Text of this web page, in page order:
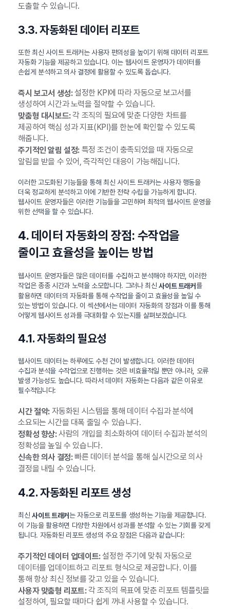
도출할 수 있습니다.
3.3. 자동화된 데이터 리포트
또한 최신 사이트 트래커는 사용자 편의성을 높이기 위해 데이터 리포트
자동화 기능을 제공하고 있습니다. 이는 웹사이트 운영자가 데이터를
손쉽게 분석하고 의사 결정에 활용할 수 있도록 돕습니다.
즉시 보고서 생성:설정한 KPI에 따라 자동으로 보고서를
생성하여 시간과 노력을 절약할 수 있습니다.
맞춤형 대시보드:각 조직의 필요에 맞춘 다양한 차트를
제공하여 핵심 성과 지표(KPI)를 한눈에 확인할 수 있도록
해줍니다.
주기적인 알림 설정:특정 조건이 충족되었을 때 자동으로
알림을 받을 수 있어, 즉각적인 대응이 가능해집니다.
이러한 고도화된 기능들을 통해 최신 사이트 트래커는 사용자 행동을
더욱 정교하게 분석하고 이에 기반한 전략 수립을 가능하게 합니다.
웹사이트 운영자들은 이러한 기능들을 고민하며 최적의 웹사이트 운영을
위한 선택을 할 수 있습니다.
4. 데이터 자동화의 장점: 수작업을
줄이고 효율성을 높이는 방법
웹사이트 운영자들은 많은 데이터를 수집하고 분석해야 하지만, 이러한
작업은 종종 시간과 노력을 소모합니다. 그러나 최신사이트 트래커 를
활용하면 데이터의 자동화를 통해 수작업을 줄이고 효율성을 높일 수
있는 방법이 있습니다. 이 섹션에서는 데이터 자동화의 장점과 이를 통해
어떻게 웹사이트 성과를 극대화할 수 있는지를 살펴보겠습니다.
4.1. 자동화의 필요성
웹사이트 데이터는 하루에도 수천 건이 발생합니다. 이러한 데이터
수집과 분석을 수작업으로 진행하는 것은 비효율적일 뿐만 아니라, 오류
발생 가능성도 높습니다. 따라서 데이터 자동화는 다음과 같은 이유로
필수적입니다:
시간 절약:자동화된 시스템을 통해 데이터 수집과 분석에
소요되는 시간을 대폭 줄일 수 있습니다.
정확성 향상:사람의 개입을 최소화하여 데이터 수집과 분석의
정확성을 높일 수 있습니다.
신속한 의사 결정:빠른 데이터 분석을 통해 실시간으로 의사
결정을 내릴 수 있습니다.
4.2. 자동화된 리포트 생성
최신사이트 트래커 는 자동으로 리포트를 생성하는 기능을 제공합니다.
이 기능을 활용하면 다양한 차원에서 성과를 분석할 수 있는 기회를 갖게
됩니다. 자동화된 리포트 생성의 주요 장점은 다음과 같습니다:
주기적인 데이터 업데이트:설정한 주기에 맞춰 자동으로
데이터를 업데이트하고 리포트 형식으로 제공합니다. 이를
통해 항상 최신 정보를 갖고 있을 수 있습니다.
사용자 맞춤형 리포트:각 조직의 목표에 맞춘 리포트 템플릿을
설정하여, 필요할 때마다 쉽게 꺼내 사용할 수 있습니다.